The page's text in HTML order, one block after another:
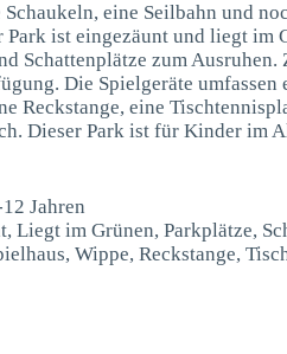
eine Seilbahn und
ist eingezäunt und liegt im
Schattenplätze zum Ausruhen.
Die Spielgeräte umfassen
Reckstange, eine
Dieser Park ist für Kinder im
Jahren
Liegt im Grünen, Parkplätze,
Wippe, Reckstange,